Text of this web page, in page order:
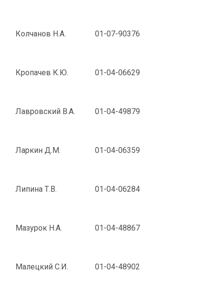
Колчанов Н.А. 01-07-90376
Кропачев К.Ю. 01-04-06629
Лавровский В.А. 01-04-49879
Ларкин Д.М. 01-04-06359
Липина Т.В. 01-04-06284
Мазурок Н.А. 01-04-48867
Малецкий С.И. 01-04-48902